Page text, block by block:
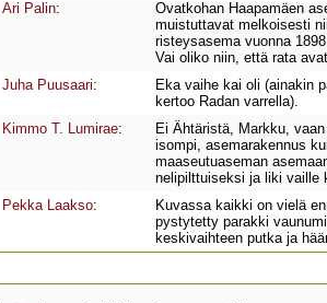
Ari Palin:
Ovatkohan Haapamäen
muistuttavat melkoisesti
risteysasema vuonna
Vai oliko niin, että rata
Juha Puusaari:
Eka vaihe kai oli (ainakin
kertoo Radan varrella).
Kimmo T. Lumirae:
Ei Ähtäristä, Markku,
isompi, asemarakennus
maaseutuaseman
nelipilttuiseksi ja liki vaille
Pekka Laakso:
Kuvassa kaikki on vielä
pystytetty parakki
keskivaihteen putka ja